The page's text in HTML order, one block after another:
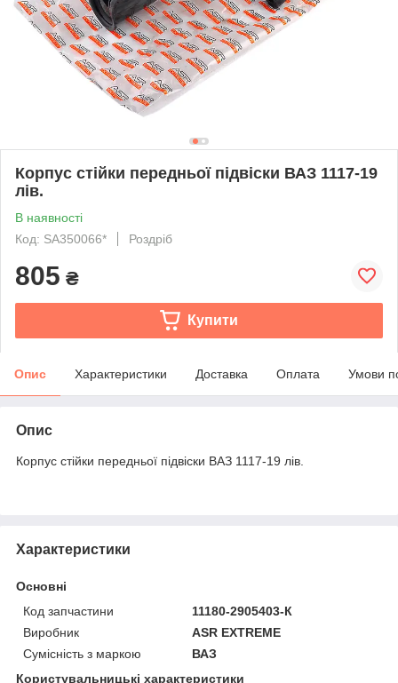
Корпус стійки передньої підвіски ВАЗ 1117-19
лів.
В наявності
Код: SA350066*
Роздріб
805 ₴
Купити
Опис Характеристики Доставка Оплата Умови
Опис
Корпус стійки передньої підвіски ВАЗ 1117-19 лів.
Характеристики
Основні
Код запчастини
11180-2905403-К
Виробник
ASR EXTREME
Сумісність з маркою
ВАЗ
Користувальницькі характеристики